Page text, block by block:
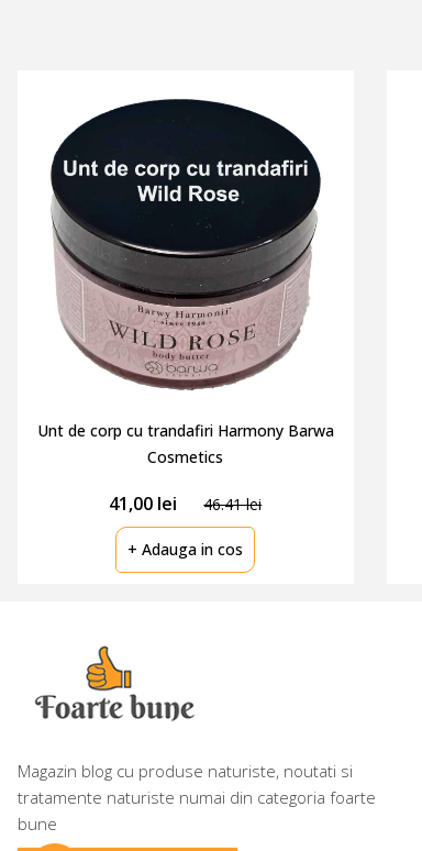
Unt de corp cu trandafiri Harmony Barwa
Cosmetics
41,00 lei 46.41 lei
+ Adauga in cos
Magazin blog cu produse naturiste, noutati si
tratamente naturiste numai din categoria foarte
bune
Acest website utilizeaza fisiere de tip cookie
pentru a oferi o experienta de navigare cat
acord cu Politica de Cookie